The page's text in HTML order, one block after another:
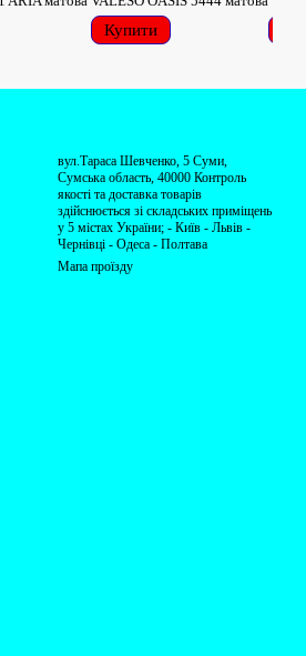
Купити
вул.Тараса Шевченко, 5 Суми,
Сумська область, 40000 Контроль
якості та доставка товарів
здійснюється зі складських приміщень
у 5 містах України; - Київ - Львів -
Чернівці - Одеса - Полтава
Мапа проїзду